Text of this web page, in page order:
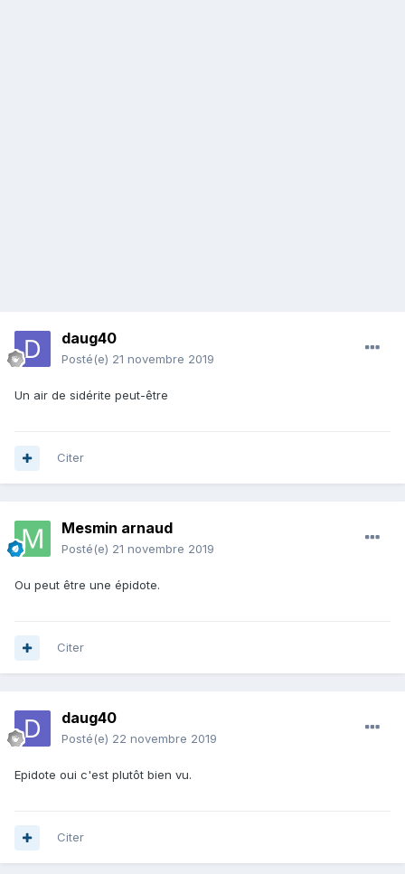
daug40
Posté(e) 21 novembre 2019
Un air de sidérite peut-être
Citer
Mesmin arnaud
Posté(e) 21 novembre 2019
Ou peut être une épidote.
Citer
daug40
Posté(e) 22 novembre 2019
Epidote oui c'est plutôt bien vu.
Citer